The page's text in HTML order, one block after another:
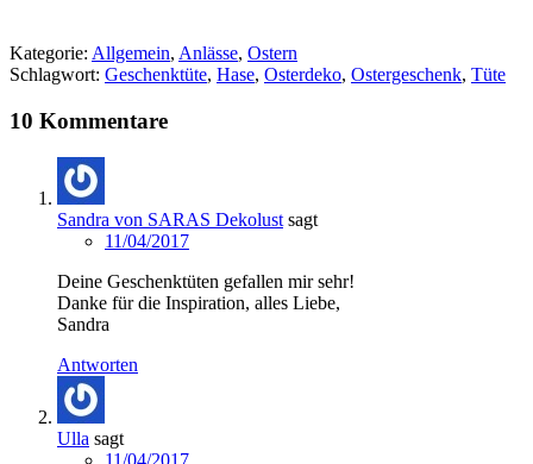
Kategorie: Allgemein, Anlässe, Ostern
Schlagwort: Geschenktüte, Hase, Osterdeko, Ostergeschenk, Tüte
10 Kommentare
Sandra von SARAS Dekolust sagt
11/04/2017
Deine Geschenktüten gefallen mir sehr!
Danke für die Inspiration, alles Liebe,
Sandra
Antworten
Ulla sagt
11/04/2017